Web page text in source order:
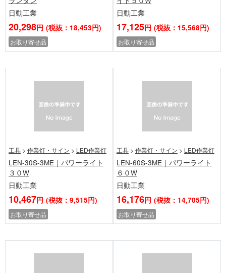
日動工業
20,298円 (税抜：18,453円)
お取り寄せ品
日動工業
17,125円 (税抜：15,568円)
お取り寄せ品
工具 > 作業灯・サイン > LED作業灯
LEN-30S-3ME｜パワーライト
３０W
日動工業
10,467円 (税抜：9,515円)
お取り寄せ品
工具 > 作業灯・サイン > LED作業灯
LEN-60S-3ME｜パワーライト
６０W
日動工業
16,176円 (税抜：14,705円)
お取り寄せ品